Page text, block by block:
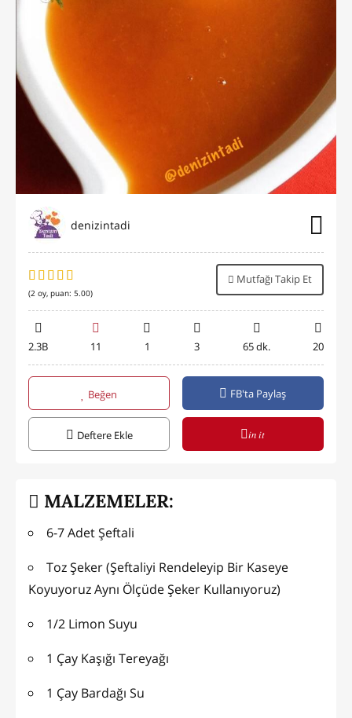
denizintadi
(2 oy, puan: 5.00)
Mutfağı Takip Et
2.3B 11 1 3 65 dk. 20
Beğen FB'ta Paylaş
Deftere Ekle in it
MALZEMELER:
6-7 Adet Şeftali
Toz Şeker (Şeftaliyi Rendeleyip Bir Kaseye
Koyuyoruz Aynı Ölçüde Şeker Kullanıyoruz)
1/2 Limon Suyu
1 Çay Kaşığı Tereyağı
1 Çay Bardağı Su